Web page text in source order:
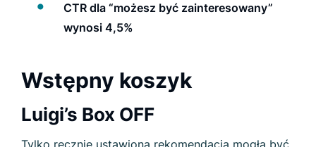
CTR dla “możesz być zainteresowany”
wynosi 4,5%
Wstępny koszyk
Luigi’s Box OFF